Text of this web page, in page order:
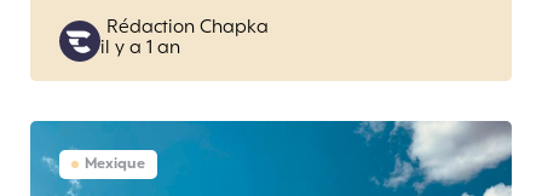
Posted
by
Rédaction Chapka
il y a 1 an
Mexique